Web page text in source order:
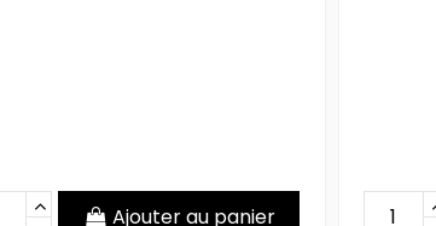
Ajouter au panier